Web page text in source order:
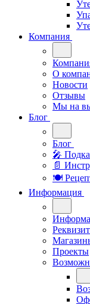
Компания
О
Новости
Отзывы
Мы на
Блог
Блог
🎤︎︎
📄
🍽
Информация
Проекты